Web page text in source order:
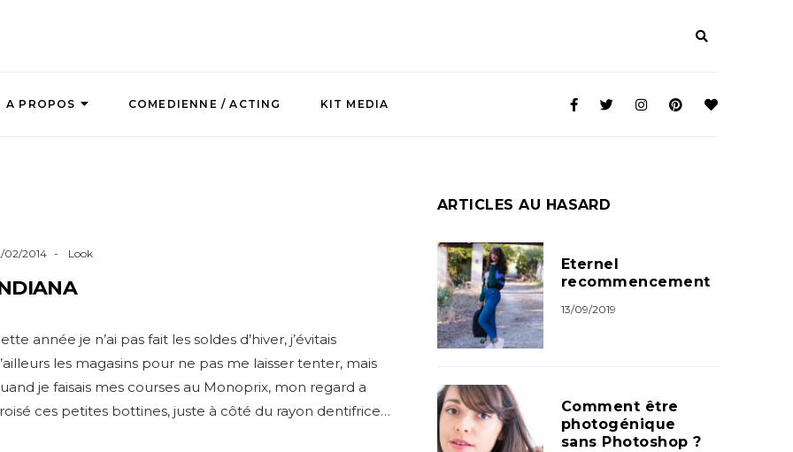
A PROPOS COMEDIENNE / ACTING KIT MEDIA
02/2014 Look
année je n’ai pas fait les soldes d’hiver, j’évitais
les magasins pour ne pas me laisser tenter, mais
je faisais mes courses au Monoprix, mon regard a
ces petites bottines, juste à côté du rayon dentifrice…
ARTICLES AU HASARD
Eternel
recommencement
13/09/2019
Comment être
photogénique
sans Photoshop ?